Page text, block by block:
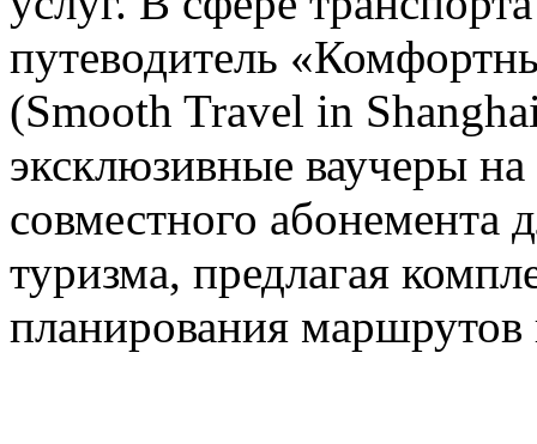
путеводитель
(Smooth Travel in
эксклюзивные ваучеры
совместного абонемента
туризма, предлагая
планирования маршрутов